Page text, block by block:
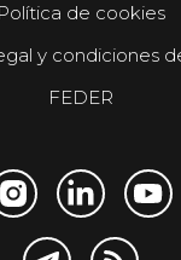
Política de cookies
y condiciones
FEDER